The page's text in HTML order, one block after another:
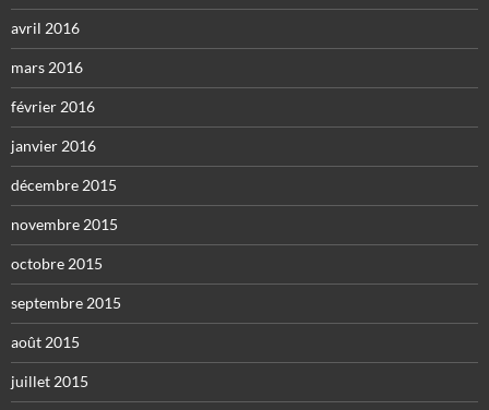
avril 2016
mars 2016
février 2016
janvier 2016
décembre 2015
novembre 2015
octobre 2015
septembre 2015
août 2015
juillet 2015